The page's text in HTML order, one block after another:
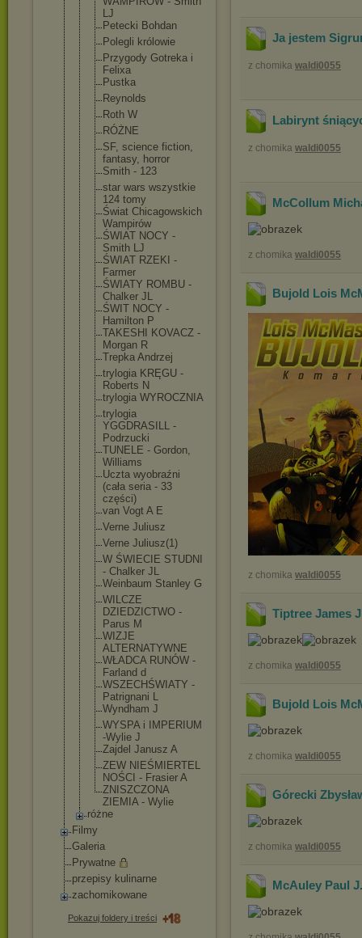
LJ
Petecki Bohdan
Polegli królowie
Przygody Gotreka i
Felixa
Pustka
Reynolds
Roth W
RÓŻNE
SF, science fiction,
fantasy, horror
Smith - 123
star wars wszystkie
124 tomy
Świat Chicagowskich
Wampirów
ŚWIAT NOCY -
Smith LJ
ŚWIAT RZEKI -
Farmer
ŚWIATY ROMBU -
Chalker JL
ŚWIT NOCY -
Hamilton P
TAKESHI KOVACZ -
Morgan R
Trepka Andrzej
trylogia KRĘGU -
Roberts N
trylogia WYROCZNIA
trylogia
YGGDRASILL -
Podrzucki
TUNELE - Gordon,
Williams
Uczta wyobraźni
(cała seria - 33
części)
van Vogt A E
Verne Juliusz
Verne Juliusz(1)
W ŚWIECIE STUDNI
- Chalker JL
Weinbaum Stanley G
WILCZE
DZIEDZICTWO -
Parus M
WIZJE
ALTERNATYWN E
WŁADCA RUNÓW -
Farland d
WSZECHŚWIATY -
Patrignani L
Wyndham J
WYSPA i IMPERIUM
-Wylie J
Zajdel Janusz A
ZEW NIEŚMIERTEL
NOŚCI - Frasier A
ZNISZCZONA
ZIEMIA - Wylie
różne
Filmy
Galeria
Prywatne
przepisy kulinarne
zachomikowane
Pokazuj foldery i treści
Ja jestem
z chomika waldi0055
Labirynt
z chomika waldi0055
McCollum
z chomika waldi0055
Bujold Lois
z chomika waldi0055
Tiptree James
z chomika waldi0055
Bujold Lois
z chomika waldi0055
Górecki
z chomika waldi0055
McAuley Paul